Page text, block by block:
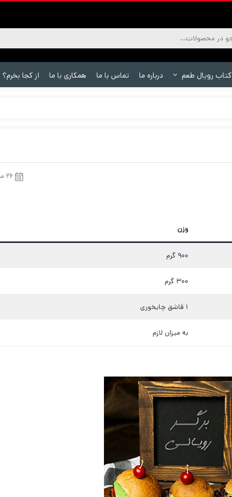
کتاب رویال طعم درباره ما تماس با ما همکاری با ما از کجا بخرم؟
۲۶ مرداد ۱۴۰۰
وزن
۹۰۰ گرم
۳۰۰ گرم
۱ قاشق چایخوری
به میزان لازم